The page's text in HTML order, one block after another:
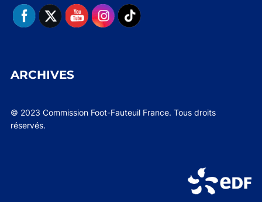
ARCHIVES
© 2023 Commission Foot-Fauteuil France. Tous droits
réservés.